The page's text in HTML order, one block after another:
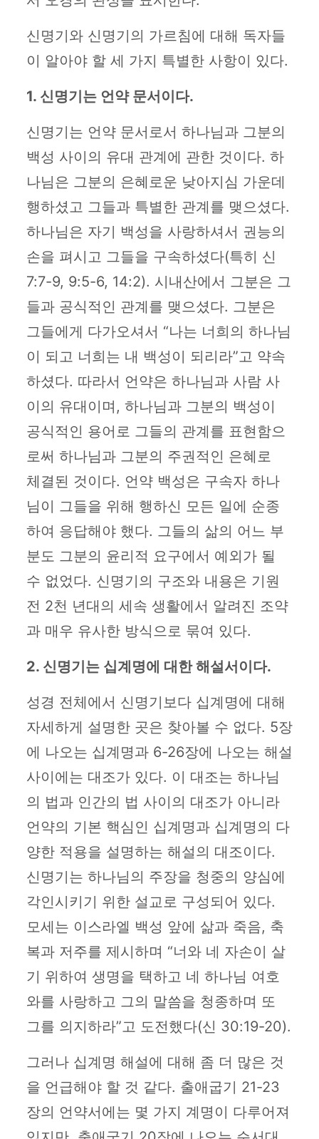
신명기와 신명기의 가르침에 대해 독자들
이 알아야 할 세 가지 특별한 사항이 있다.
1. 신명기는 언약 문서이다.
신명기는 언약 문서로서 하나님과 그분의
백성 사이의 유대 관계에 관한 것이다. 하
나님은 그분의 은혜로운 낮아지심 가운데
행하셨고 그들과 특별한 관계를 맺으셨다.
하나님은 자기 백성을 사랑하셔서 권능의
손을 펴시고 그들을 구속하셨다(특히 신
7:7-9, 9:5-6, 14:2). 시내산에서 그분은 그
들과 공식적인 관계를 맺으셨다. 그분은
그들에게 다가오셔서 “나는 너희의 하나님
이 되고 너희는 내 백성이 되리라”고 약속
하셨다. 따라서 언약은 하나님과 사람 사
이의 유대이며, 하나님과 그분의 백성이
공식적인 용어로 그들의 관계를 표현함으
로써 하나님과 그분의 주권적인 은혜로
체결된 것이다. 언약 백성은 구속자 하나
님이 그들을 위해 행하신 모든 일에 순종
하여 응답해야 했다. 그들의 삶의 어느 부
분도 그분의 윤리적 요구에서 예외가 될
수 없었다. 신명기의 구조와 내용은 기원
전 2천 년대의 세속 생활에서 알려진 조약
과 매우 유사한 방식으로 묶여 있다.
2. 신명기는 십계명에 대한 해설서이다.
성경 전체에서 신명기보다 십계명에 대해
자세하게 설명한 곳은 찾아볼 수 없다. 5장
에 나오는 십계명과 6-26장에 나오는 해설
사이에는 대조가 있다. 이 대조는 하나님
의 법과 인간의 법 사이의 대조가 아니라
언약의 기본 핵심인 십계명과 십계명의 다
양한 적용을 설명하는 해설의 대조이다.
신명기는 하나님의 주장을 청중의 양심에
각인시키기 위한 설교로 구성되어 있다.
모세는 이스라엘 백성 앞에 삶과 죽음, 축
복과 저주를 제시하며 “너와 네 자손이 살
기 위하여 생명을 택하고 네 하나님 여호
와를 사랑하고 그의 말씀을 청종하며 또
그를 의지하라”고 도전했다(신 30:19-20).
그러나 십계명 해설에 대해 좀 더 많은 것
을 언급해야 할 것 같다. 출애굽기 21-23
장의 언약서에는 몇 가지 계명이 다루어져